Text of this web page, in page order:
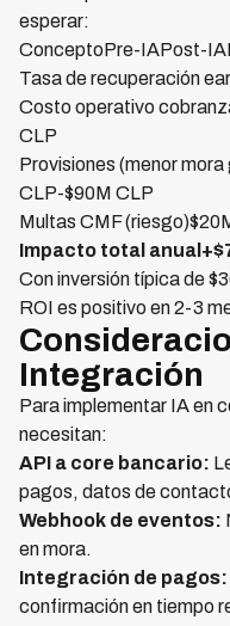
esperar:
ConceptoPre-IAPost-
Tasa de recuperación
Costo operativo
CLP
Provisiones (menor
CLP-$90M CLP
Multas CMF
Impacto total
Con inversión típica de
ROI es positivo en 2-3
Integración
Para implementar IA en
necesitan:
API a core bancario:
pagos, datos de
Webhook de eventos:
en mora.
Integración de pagos:
confirmación en tiempo